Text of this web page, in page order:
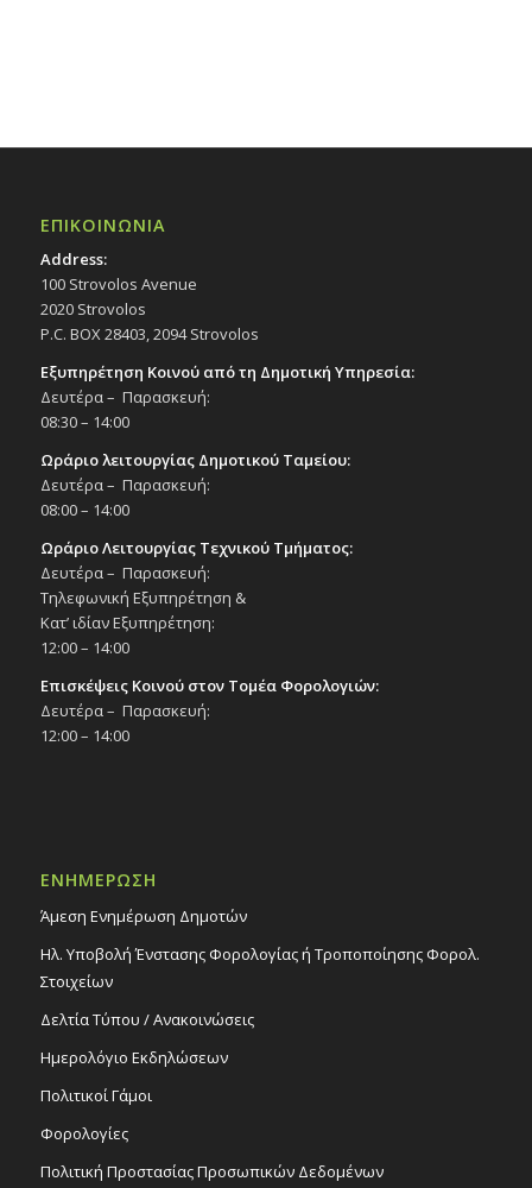
ΕΠΙΚΟΙΝΩΝΙΑ
Address:
100 Strovolos Avenue
2020 Strovolos
P.C. BOX 28403, 2094 Strovolos
Εξυπηρέτηση Κοινού από τη Δημοτική Υπηρεσία:
Δευτέρα – Παρασκευή:
08:30 – 14:00
Ωράριο λειτουργίας Δημοτικού Ταμείου:
Δευτέρα – Παρασκευή:
08:00 – 14:00
Ωράριο Λειτουργίας Τεχνικού Τμήματος:
Δευτέρα – Παρασκευή:
Τηλεφωνική Εξυπηρέτηση &
Κατ’ ιδίαν Εξυπηρέτηση:
12:00 – 14:00
Επισκέψεις Κοινού στον Τομέα Φορολογιών:
Δευτέρα – Παρασκευή:
12:00 – 14:00
ΕΝΗΜΕΡΩΣΗ
Άμεση Ενημέρωση Δημοτών
Ηλ. Υποβολή Ένστασης Φορολογίας ή Τροποποίησης Φορολ.
Στοιχείων
Δελτία Τύπου / Ανακοινώσεις
Ημερολόγιο Εκδηλώσεων
Πολιτικοί Γάμοι
Φορολογίες
Πολιτική Προστασίας Προσωπικών Δεδομένων